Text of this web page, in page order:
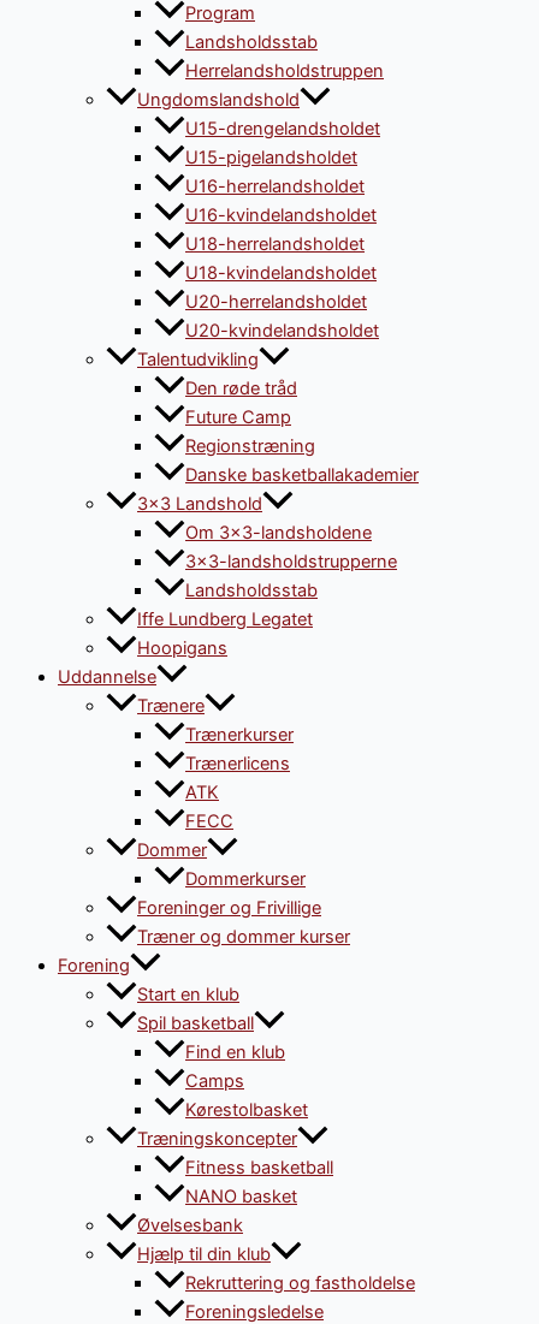
Program
Landsholdsstab
Herrelandsholdstruppen
Ungdomslandshold
U15-drengelandsholdet
U15-pigelandsholdet
U16-herrelandsholdet
U16-kvindelandsholdet
U18-herrelandsholdet
U18-kvindelandsholdet
U20-herrelandsholdet
U20-kvindelandsholdet
Talentudvikling
Den røde tråd
Future Camp
Regionstræning
Danske basketballakademier
3×3 Landshold
Om 3×3-landsholdene
3×3-landsholdstrupperne
Landsholdsstab
Iffe Lundberg Legatet
Hoopigans
Uddannelse
Trænere
Trænerkurser
Trænerlicens
ATK
FECC
Dommer
Dommerkurser
Foreninger og Frivillige
Træner og dommer kurser
Forening
Start en klub
Spil basketball
Find en klub
Camps
Kørestolbasket
Træningskoncepter
Fitness basketball
NANO basket
Øvelsesbank
Hjælp til din klub
Rekruttering og fastholdelse
Foreningsledelse